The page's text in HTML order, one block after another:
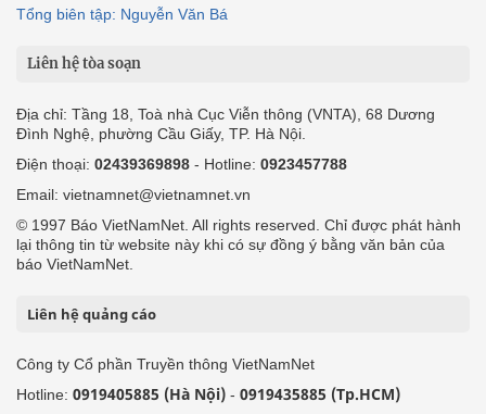
Tổng biên tập: Nguyễn Văn Bá
Liên hệ tòa soạn
Địa chỉ: Tầng 18, Toà nhà Cục Viễn thông (VNTA), 68 Dương
Đình Nghệ, phường Cầu Giấy, TP. Hà Nội.
Điện thoại: 02439369898 - Hotline: 0923457788
Email: vietnamnet@vietnamnet.vn
© 1997 Báo VietNamNet. All rights reserved. Chỉ được phát hành
lại thông tin từ website này khi có sự đồng ý bằng văn bản của
báo VietNamNet.
Liên hệ quảng cáo
Công ty Cổ phần Truyền thông VietNamNet
Hotline: 0919405885 (Hà Nội) - 0919435885 (Tp.HCM)